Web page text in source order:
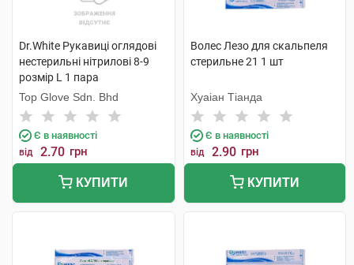
Dr.White Рукавиці оглядові
нестерильні нітрилові 8-9
розмір L 1 пара
Top Glove Sdn. Bhd
Є в наявності
від 2.70 грн
КУПИТИ
Волес Лезо для скальпеля
стерильне 21 1 шт
Хуаіан Тіанда
Є в наявності
від 2.90 грн
КУПИТИ